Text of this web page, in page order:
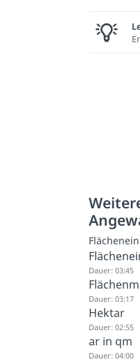
Dauer: 03:45
Dauer: 03:17
Hektar
Dauer: 02:55
ar in qm
Dauer: 04:00